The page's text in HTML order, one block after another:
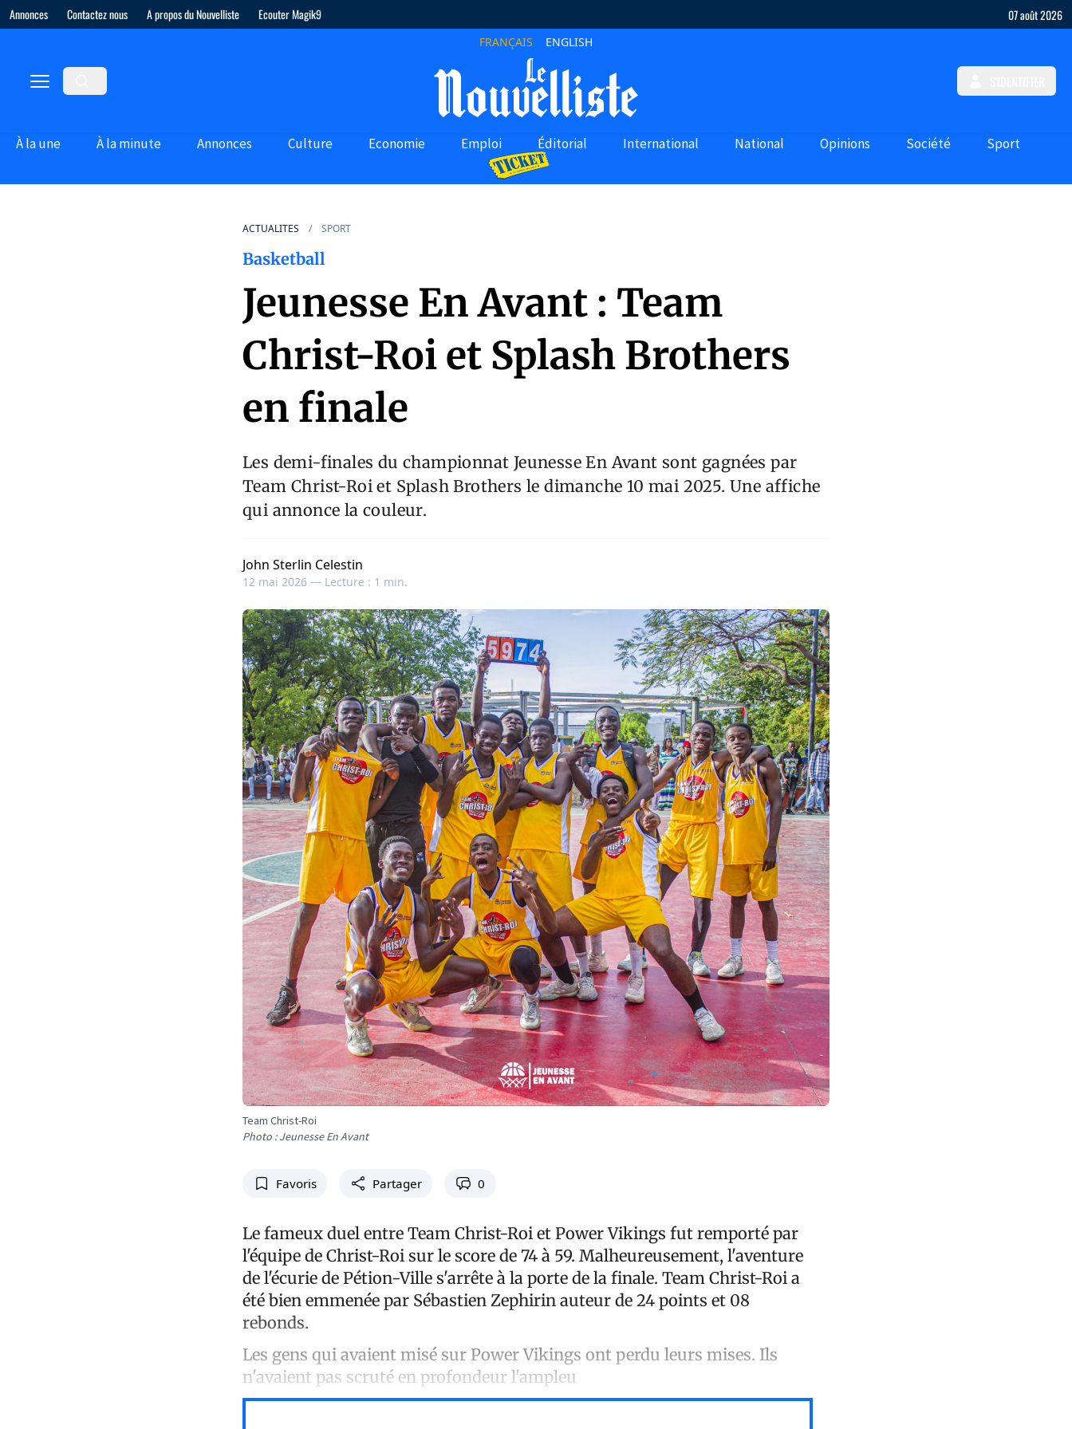
Annonces Contactez nous A propos du Nouvelliste Ecouter Magik9 07 août 2026
FRANÇAIS ENGLISH
À la une À la minute Annonces Culture Economie Emploi Éditorial International National Opinions Société Sport
ACTUALITES SPORT
Basketball
Jeunesse En Avant : Team
Christ-Roi et Splash Brothers
en finale
Les demi-finales du championnat Jeunesse En Avant sont gagnées par
Team Christ-Roi et Splash Brothers le dimanche 10 mai 2025. Une affiche
qui annonce la couleur.
John Sterlin Celestin
12 mai 2026 — Lecture : 1 min.
Team Christ-Roi
Photo : Jeunesse En Avant
Favoris Partager 0
Le fameux duel entre Team Christ-Roi et Power Vikings fut remporté par
l'équipe de Christ-Roi sur le score de 74 à 59. Malheureusement, l'aventure
de l'écurie de Pétion-Ville s'arrête à la porte de la finale. Team Christ-Roi a
été bien emmenée par Sébastien Zephirin auteur de 24 points et 08
rebonds.
Les gens qui avaient misé sur Power Vikings ont perdu leurs mises. Ils
n'avaient pas scruté en profondeur l'ampleu